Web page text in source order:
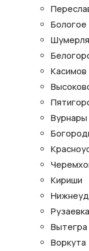
Бологое
Шумерля
Касимов
Вурнары
Кириши
Рузаевка
Вытегра
Воркута